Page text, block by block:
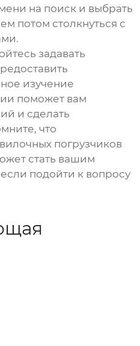
на поиск и выбрать
потом столкнуться с
задавать
изучение
поможет вам
и сделать
что
погрузчиков
стать вашим
подойти к вопросу